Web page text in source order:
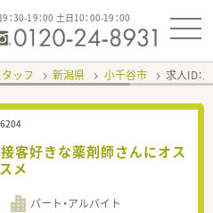
：30-19：00 土日10：00-19：00
ッフ 新潟県 小千谷市 求人ID：
客好きな薬剤師さんにオス
スメ
パート・アルバイト